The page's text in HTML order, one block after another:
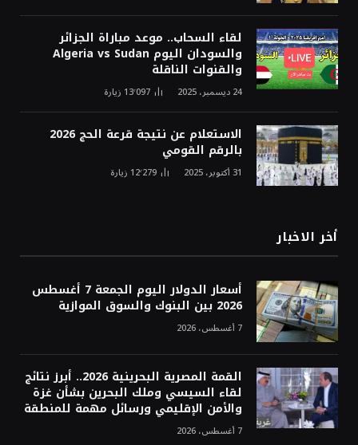
لقاء السحاب.. موعد مباراة الجزائر
والسودان اليوم Algeria vs Sudan
والقنوات الناقلة
24 ديسمبر، 2025 13٬097 زيارة
الاستعلام عن نتيجة قرعة الحج 2026
بالرقم القومي
31 أكتوبر، 2025 12٬279 زيارة
أخر الاخبار
أسعار الدولار اليوم الجمعة 7 أغسطس
2026 بين البنوك والسوق الموازية
7 أغسطس، 2026
القمة المصرية البحرينية 2026.. أبرز نتائج
لقاء السيسي وملك البحرين بشأن غزة
والأمن الإقليمي ورسائل مهمة للمنطقة
7 أغسطس، 2026